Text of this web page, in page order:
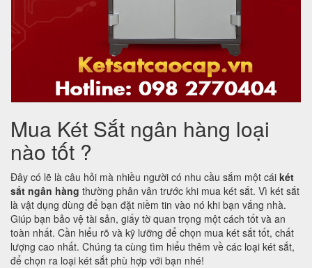
Mua Két Sắt ngân hàng loại
nào tốt ?
Đây có lẽ là câu hỏi mà nhiều người có nhu cầu sắm một cái két
sắt ngân hàng thường phân vân trước khi mua két sắt. Vì két sắt
là vật dụng dùng để bạn đặt niềm tin vào nó khi bạn vắng nhà.
Giúp bạn bảo vệ tài sản, giấy tờ quan trọng một cách tốt và an
toàn nhất. Cần hiểu rõ và kỹ lưỡng để chọn mua két sắt tốt, chất
lượng cao nhất. Chúng ta cùng tìm hiểu thêm về các loại két sắt,
để chọn ra loại két sắt phù hợp với bạn nhé!